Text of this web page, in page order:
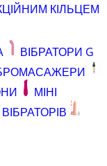
КІЛЬЦЕМ
ВІБРАТОРИ G
МІНІ